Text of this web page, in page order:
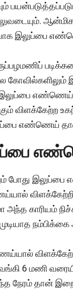
இலுப்பை
எண்ணெய்
விளக்கேற்ற
எண்ணெய்
போது
அந்த காரியம்
நம்பிக்கை
6 மணி
நேரம் தான்